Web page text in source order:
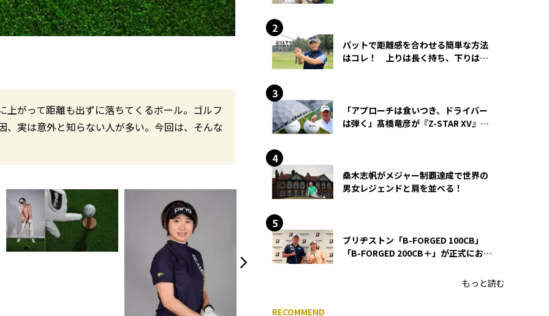
がって距離も出ずに落ちてくるボール。ゴルフ
実は意外と知らない人が多い。今回は、そんな
パットで距離感を合わせる簡単な方法
はコレ！ 上りは長く持ち、下りは短
「アプローチは食いつき、ドライバー
は弾く」髙橋竜彦が『Z-STAR XV』を
桑木志帆がメジャー制覇達成で世界の
男女レジェンドと肩を並べる！
ブリヂストン「B-FORGED 100CB」
「B-FORGED 200CB＋」が正式にお披
もっと読む